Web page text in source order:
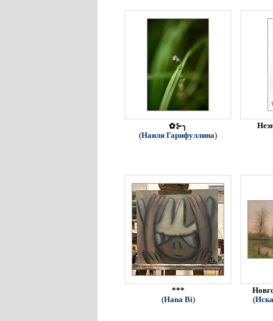
✿⊱╮
(Наиля Гарифуллина)
***
(Hana Bi)
(